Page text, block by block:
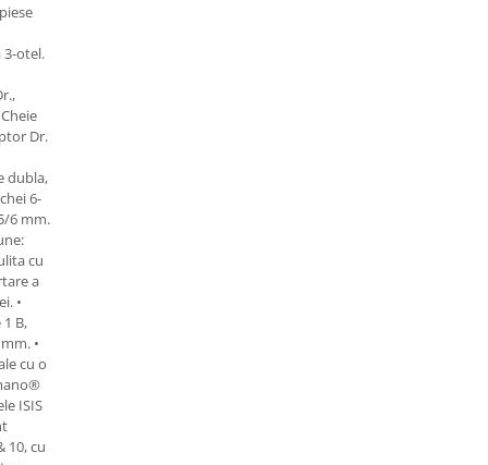
3-otel.
Dr.
dubla,
6-
6 mm.
cu
a
•
B,
•
cu o
ISIS
10, cu